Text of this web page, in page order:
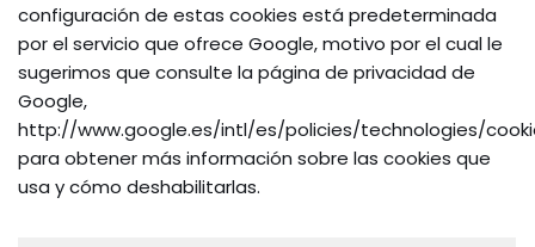
configuración de estas cookies está predeterminada
por el servicio que ofrece Google, motivo por el cual le
sugerimos que consulte la página de privacidad de
Google,
http://www.google.es/intl/es/policies/technologies/
para obtener más información sobre las cookies que
usa y cómo deshabilitarlas.